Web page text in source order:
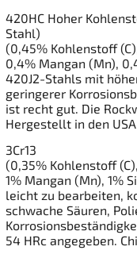
420HC Hoher
Stahl)
(0,45% Kohlenstoff
0,4% Mangan (Mn),
420J2-Stahls mit
geringerer
ist recht gut. Die
Hergestellt in den
3Cr13
(0,35% Kohlenstoff
1% Mangan (Mn), 1%
leicht zu bearbeiten,
schwache Säuren,
54 HRc angegeben.